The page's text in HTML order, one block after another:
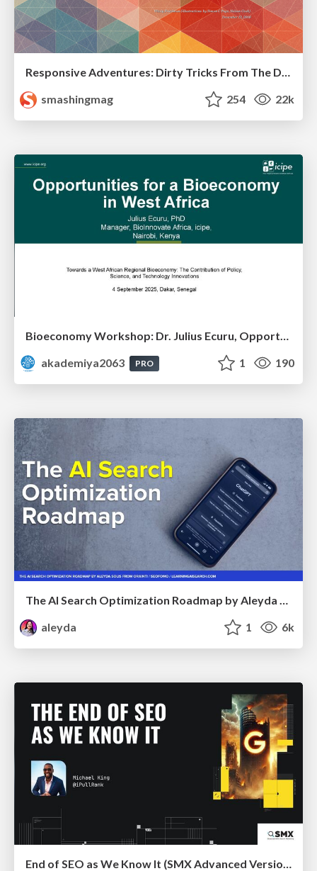
Responsive Adventures: Dirty Tricks From The Dark Corners of Front-End
smashingmag
254 22k
Bioeconomy Workshop: Dr. Julius Ecuru, Opportunities for a Bioeconomy in West Africa
akademiya2063
PRO 1 190
aleyda
1 6k
End of SEO as We Know It (SMX Advanced Version)